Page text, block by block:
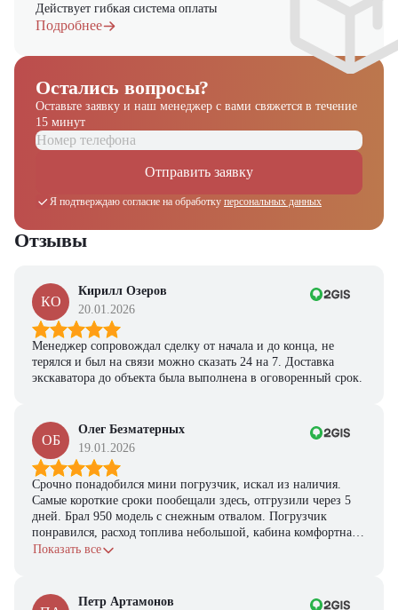
Действует гибкая система оплаты
Подробнее
Остались вопросы?
Оставьте заявку и наш менеджер с вами свяжется в течение
15 минут
Отправить заявку
Я подтверждаю согласие на обработку персональных данных
Отзывы
КО
Кирилл Озеров
20.01.2026
Менеджер сопровождал сделку от начала и до конца, не
терялся и был на связи можно сказать 24 на 7. Доставка
экскаватора до объекта была выполнена в оговоренный срок.
ОБ
Олег Безматерных
19.01.2026
Срочно понадобился мини погрузчик, искал из наличия.
Самые короткие сроки пообещали здесь, отгрузили через 5
дней. Брал 950 модель с снежным отвалом. Погрузчик
понравился, расход топлива небольшой, кабина комфортная,
с задачами справляется.
Показать все
Петр Артамонов